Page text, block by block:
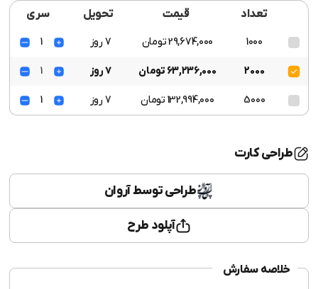
تعداد قیمت تحویل سری
1000 29,674,000 تومان 7 روز 1
2000 63,236,000 تومان 7 روز 1
5000 132,994,000 تومان 7 روز 1
طراحی کارت
طراحی توسط آروان
آپلود طرح
خلاصه سفارش